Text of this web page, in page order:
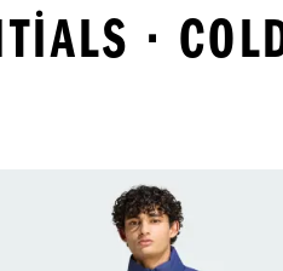
·
Listesine Ekle